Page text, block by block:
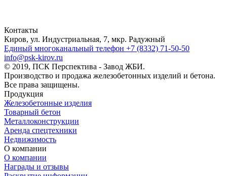
Контакты
Киров, ул. Индустриальная, 7, мкр. Радужный
Единый многоканальный телефон +7 (8332) 71-50-50
info@psk-kirov.ru
© 2019, ПСК Перспектива - Завод ЖБИ.
Производство и продажа железобетонных изделий и бетона.
Все права защищены.
Продукция
Железобетонные изделия
Товарный бетон
Металлоконструкции
Аренда спецтехники
Недвижимость
О компании
О компании
Награды и отзывы